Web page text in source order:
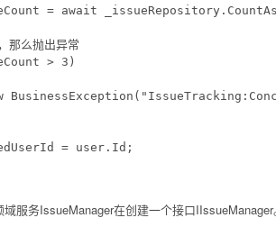
= await
么抛出异常
> 3)
= user.Id;
服务IssueManager在创建一个接口IIssueManager